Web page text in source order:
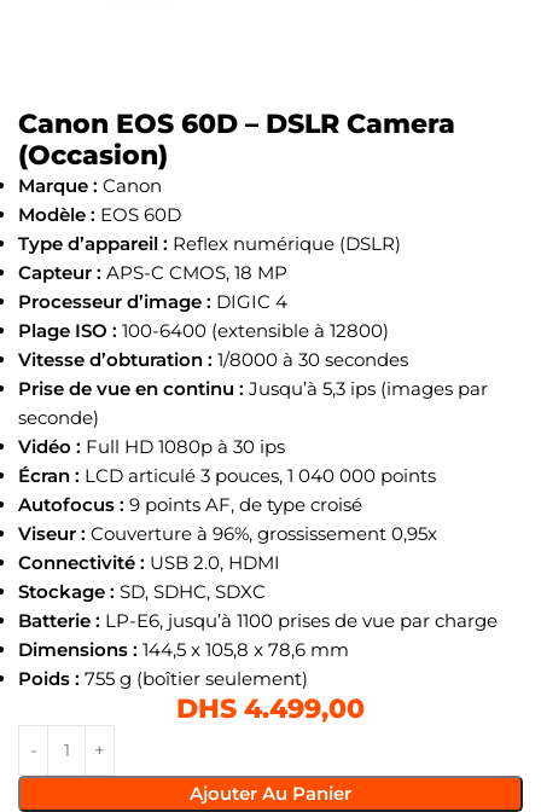
Canon EOS 60D – DSLR Camera
(Occasion)
Marque : Canon
Modèle : EOS 60D
Type d’appareil : Reflex numérique (DSLR)
Capteur : APS-C CMOS, 18 MP
Processeur d’image : DIGIC 4
Plage ISO : 100-6400 (extensible à 12800)
Vitesse d’obturation : 1/8000 à 30 secondes
Prise de vue en continu : Jusqu’à 5,3 ips (images par
seconde)
Vidéo : Full HD 1080p à 30 ips
Écran : LCD articulé 3 pouces, 1 040 000 points
Autofocus : 9 points AF, de type croisé
Viseur : Couverture à 96%, grossissement 0,95x
Connectivité : USB 2.0, HDMI
Stockage : SD, SDHC, SDXC
Batterie : LP-E6, jusqu’à 1100 prises de vue par charge
Dimensions : 144,5 x 105,8 x 78,6 mm
Poids : 755 g (boîtier seulement)
DHS4.499,00
Ajouter Au Panier